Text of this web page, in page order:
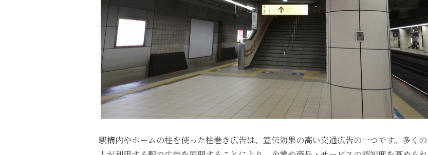
駅構内やホームの柱を使った柱巻き広告は、宣伝効果の高い交通広告の一つです。多くの